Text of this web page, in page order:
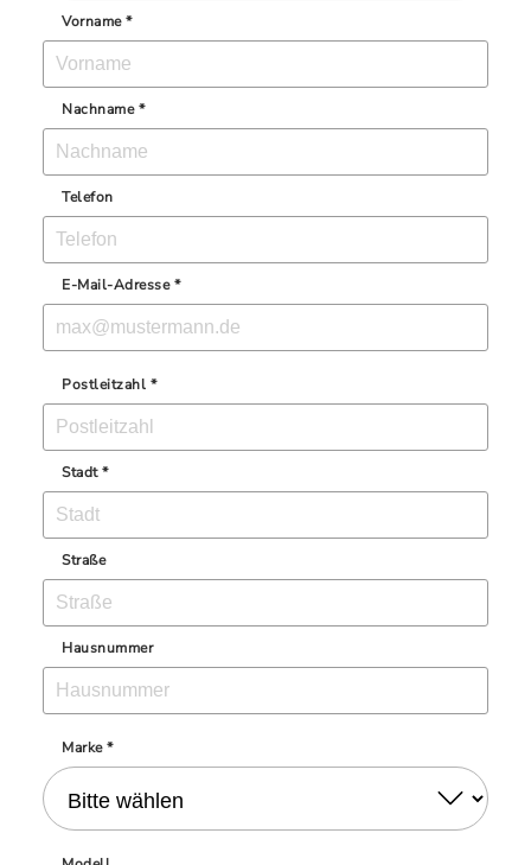
Vorname *
Nachname *
Telefon
E-Mail-Adresse *
Postleitzahl *
Stadt *
Straße
Hausnummer
Marke *